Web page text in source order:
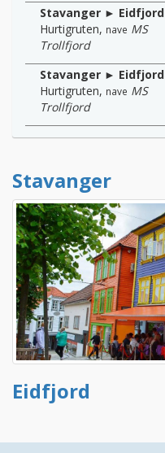
Stavanger ► Eidfjord
Hurtigruten, nave MS
Trollfjord
Stavanger ► Eidfjord
Hurtigruten, nave MS
Trollfjord
Stavanger
Eidfjord